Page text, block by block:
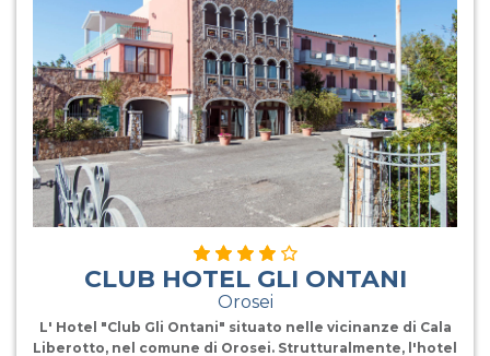
attrezzati con ombrelloni lettini e sdraio; wi-fi nelle aree
comuni; parcheggio esterno non custodito, disponibile
parcheggio interno con supplemento. Acquisto su
ordinazione di riviste e giornali. Nolo teli mare e
passeggini (da segnalare al momento della
prenotazione). Serviz
CLUB HOTEL GLI ONTANI
Orosei
L' Hotel "Club Gli Ontani" situato nelle vicinanze di Cala
Liberotto, nel comune di Orosei. Strutturalmente, l'hotel